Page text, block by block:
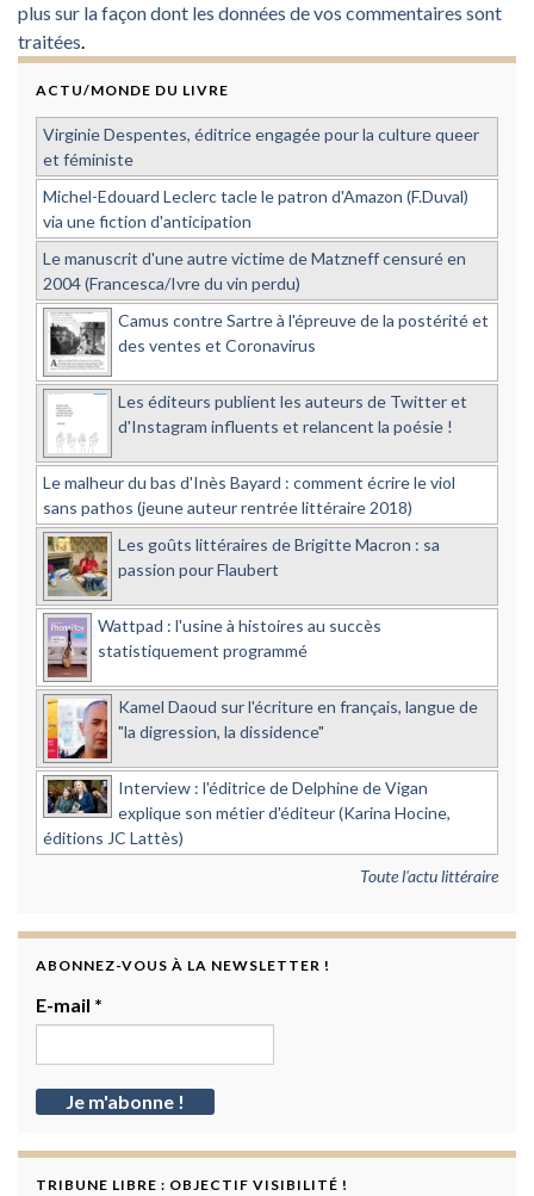
plus sur la façon dont les données de vos commentaires sont
traitées.
ACTU/MONDE DU LIVRE
Virginie Despentes, éditrice engagée pour la culture queer
et féministe
Michel-Edouard Leclerc tacle le patron d'Amazon (F.Duval)
via une fiction d'anticipation
Le manuscrit d'une autre victime de Matzneff censuré en
2004 (Francesca/Ivre du vin perdu)
Camus contre Sartre à l'épreuve de la postérité et
des ventes et Coronavirus
Les éditeurs publient les auteurs de Twitter et
d'Instagram influents et relancent la poésie !
Le malheur du bas d'Inès Bayard : comment écrire le viol
sans pathos (jeune auteur rentrée littéraire 2018)
Les goûts littéraires de Brigitte Macron : sa
passion pour Flaubert
Wattpad : l'usine à histoires au succès
statistiquement programmé
Kamel Daoud sur l'écriture en français, langue de
"la digression, la dissidence"
Interview : l'éditrice de Delphine de Vigan
explique son métier d'éditeur (Karina Hocine,
éditions JC Lattès)
Toute l'actu littéraire
ABONNEZ-VOUS À LA NEWSLETTER !
E-mail *
TRIBUNE LIBRE : OBJECTIF VISIBILITÉ !